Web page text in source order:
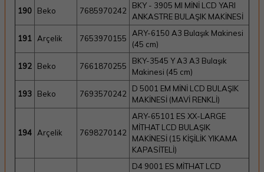
190 Beko 7685970242
BKY - 3905 MI MİNİ LCD YARI
ANKASTRE BULAŞIK MAKİNESİ
191 Arçelik 7653970155
ARY-6150 A3 Bulaşık Makinesi
(45 cm)
192 Beko 7661870255
BKY-3545 Y A3 A3 Bulaşık
Makinesi (45 cm)
193 Beko 7693570242
D 5001 EM MİNİ LCD BULAŞIK
MAKİNESİ (MAVİ RENKLİ)
194 Arçelik 7698270142
ARY-65101 ES XX-LARGE
MİTHAT LCD BULAŞIK
MAKİNESİ (15 KİŞİLİK YIKAMA
KAPASİTELİ)
D4 9001 ES MİTHAT LCD